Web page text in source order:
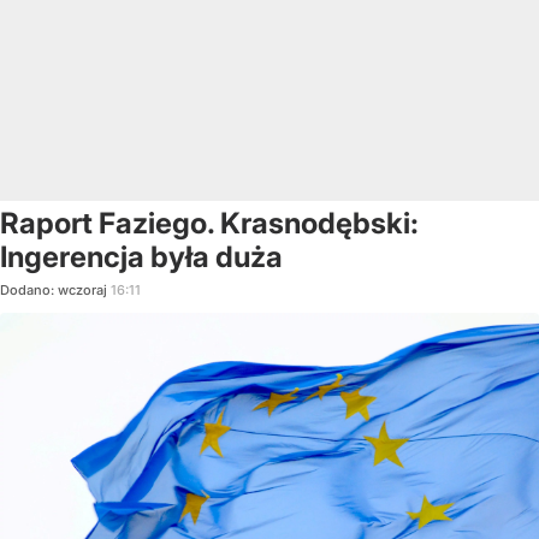
Raport Faziego. Krasnodębski:
Ingerencja była duża
Dodano: wczoraj 16:11